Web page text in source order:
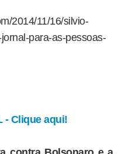
2014/11/16/silvio-
para-as-pessoas-
- Clique aqui!